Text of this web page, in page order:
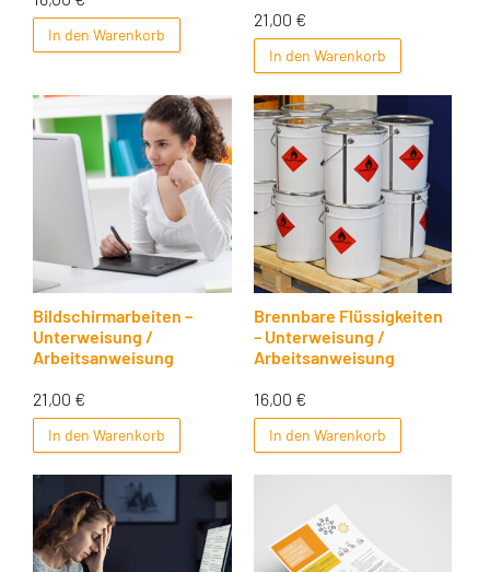
In den Warenkorb
21,00 €
In den Warenkorb
Bildschirmarbeiten –
Unterweisung /
Arbeitsanweisung
21,00 €
In den Warenkorb
Brennbare Flüssigkeiten
– Unterweisung /
Arbeitsanweisung
16,00 €
In den Warenkorb